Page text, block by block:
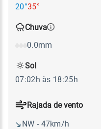
20°35°
Chuva
0.0mm
Rajada de vento
NW - 47km/h
Sol
07:02h às 18:25h